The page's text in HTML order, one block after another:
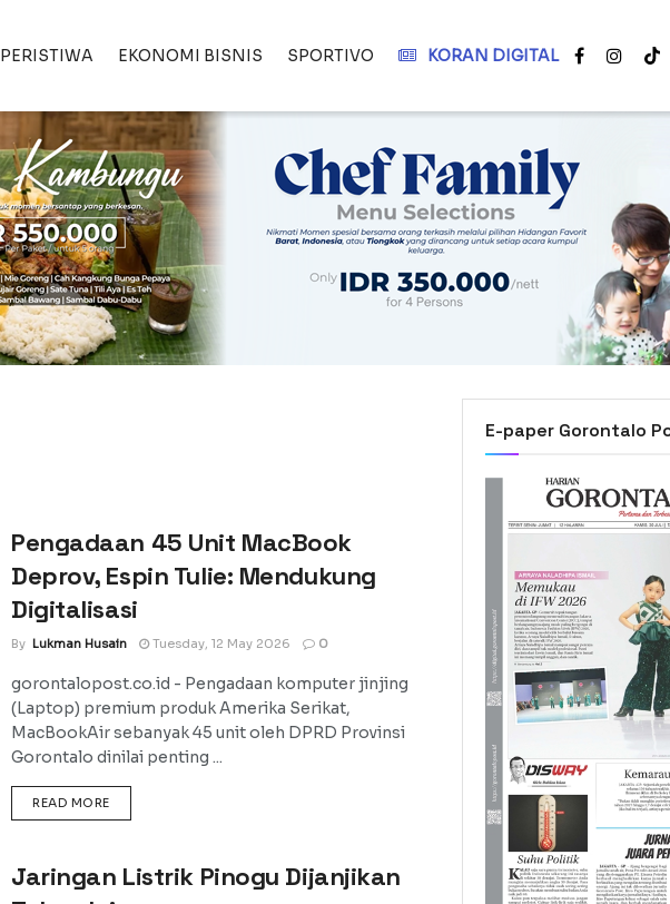
PERISTIWA EKONOMI BISNIS SPORTIVO KORAN DIGITAL
Pengadaan 45 Unit MacBook
Deprov, Espin Tulie: Mendukung
Digitalisasi
By Lukman Husain Tuesday, 12 May 2026 0
gorontalopost.co.id - Pengadaan komputer jinjing
(Laptop) premium produk Amerika Serikat,
MacBookAir sebanyak 45 unit oleh DPRD Provinsi
Gorontalo dinilai penting ...
READ MOREDETAILS
Jaringan Listrik Pinogu Dijanjikan
E-paper Gorontalo